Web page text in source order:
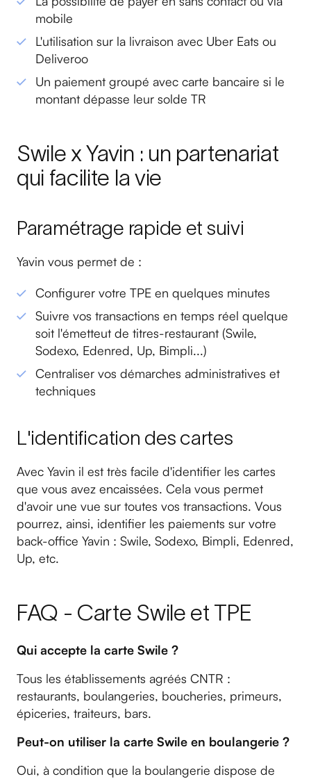
mobile
L'utilisation sur la livraison avec Uber Eats ou
Deliveroo
Un paiement groupé avec carte bancaire si le
montant dépasse leur solde TR
Swile x Yavin : un partenariat
qui facilite la vie
Paramétrage rapide et suivi
Yavin vous permet de :
Configurer votre TPE en quelques minutes
Suivre vos transactions en temps réel quelque
soit l'émetteut de titres-restaurant (Swile,
Sodexo, Edenred, Up, Bimpli...)
Centraliser vos démarches administratives et
techniques
L'identification des cartes
Avec Yavin il est très facile d'identifier les cartes
que vous avez encaissées. Cela vous permet
d'avoir une vue sur toutes vos transactions. Vous
pourrez, ainsi, identifier les paiements sur votre
back-office Yavin : Swile, Sodexo, Bimpli, Edenred,
Up, etc.
FAQ - Carte Swile et TPE
Qui accepte la carte Swile ?
Tous les établissements agréés CNTR :
restaurants, boulangeries, boucheries, primeurs,
épiceries, traiteurs, bars.
Peut-on utiliser la carte Swile en boulangerie ?
Oui, à condition que la boulangerie dispose de